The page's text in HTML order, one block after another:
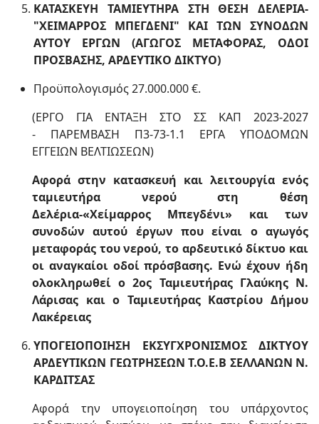
ΚΑΤΑΣΚΕΥΗ ΤΑΜΙΕΥΤΗΡΑ ΣΤΗ ΘΕΣΗ ΔΕΛΕΡΙΑ-
"ΧΕΙΜΑΡΡΟΣ ΜΠΕΓΔΕΝΙ" ΚΑΙ ΤΩΝ ΣΥΝΟΔΩΝ
ΑΥΤΟΥ ΕΡΓΩΝ (ΑΓΩΓΟΣ ΜΕΤΑΦΟΡΑΣ, ΟΔΟΙ
ΠΡΟΣΒΑΣΗΣ, ΑΡΔΕΥΤΙΚΟ ΔΙΚΤΥΟ)
Προϋπολογισμός 27.000.000 €.
(ΕΡΓΟ ΓΙΑ ΕΝΤΑΞΗ ΣΤΟ ΣΣ ΚΑΠ 2023-2027
- ΠΑΡΕΜΒΑΣΗ Π3-73-1.1 ΕΡΓΑ ΥΠΟΔΟΜΩΝ
ΕΓΓΕΙΩΝ ΒΕΛΤΙΩΣΕΩΝ)
Αφορά στην κατασκευή και λειτουργία ενός
ταμιευτήρα νερού στη θέση
Δελέρια-«Χείμαρρος Μπεγδένι» και των
συνοδών αυτού έργων που είναι ο αγωγός
μεταφοράς του νερού, το αρδευτικό δίκτυο και
οι αναγκαίοι οδοί πρόσβασης. Ενώ έχουν ήδη
ολοκληρωθεί ο 2ος Ταμιευτήρας Γλαύκης Ν.
Λάρισας και ο Ταμιευτήρας Καστρίου Δήμου
Λακέρειας
ΥΠΟΓΕΙΟΠΟΙΗΣΗ ΕΚΣΥΓΧΡΟΝΙΣΜΟΣ ΔΙΚΤΥΟΥ
ΑΡΔΕΥΤΙΚΩΝ ΓΕΩΤΡΗΣΕΩΝ Τ.Ο.Ε.Β ΣΕΛΛΑΝΩΝ Ν.
ΚΑΡΔΙΤΣΑΣ
Αφορά την υπογειοποίηση του υπάρχοντος